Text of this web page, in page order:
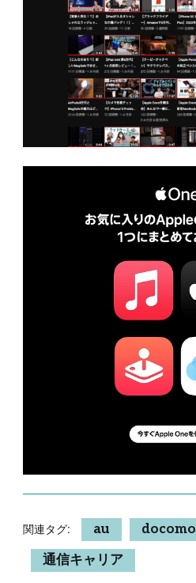
関連タグ: au docomo
通信キャリア